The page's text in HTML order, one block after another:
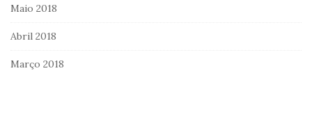
Maio 2018
Abril 2018
Março 2018